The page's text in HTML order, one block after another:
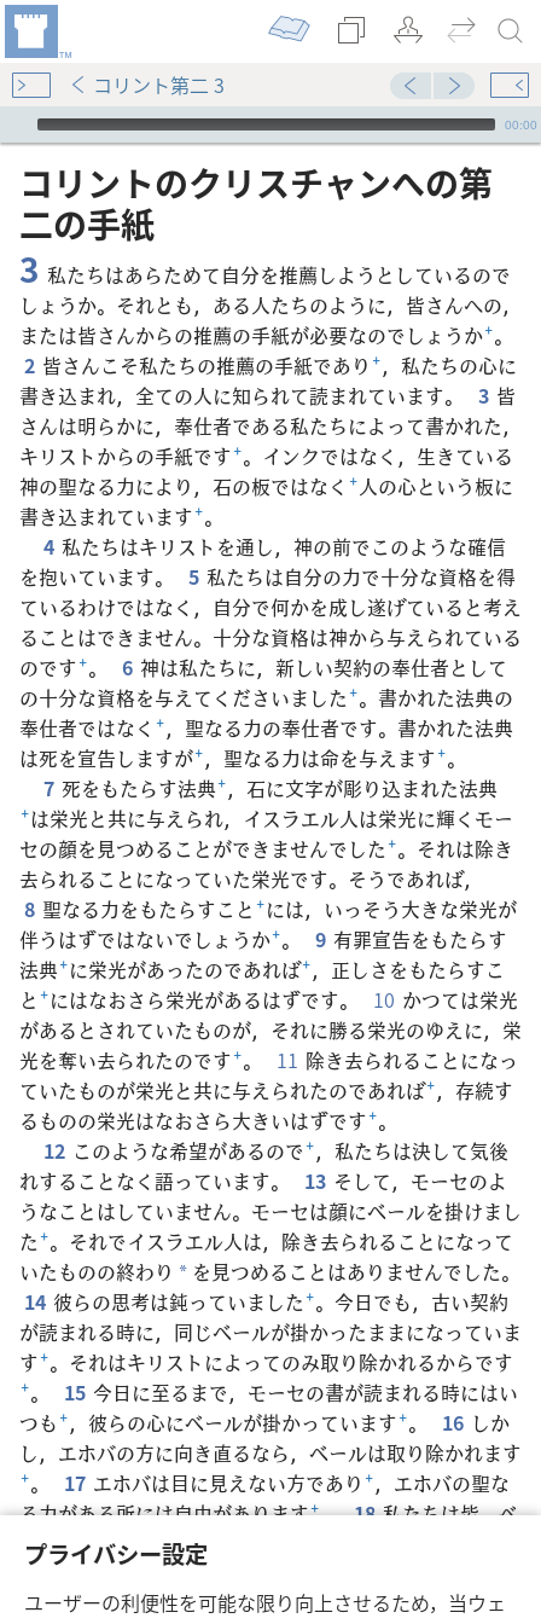
プライバシー設定
ユーザーの利便性を可能な限り向上させるため，当ウェ
コリント第二 3
Audio Player
00:00
コリント​の​クリスチャン​へ​の​第​
二​の​手紙
3 私たちはあらためて自分を推薦しようとしているので
しょうか。それとも，ある人たちのように，皆さんへの，
または皆さんからの推薦の手紙が必要なのでしょうか+。
2 皆さんこそ私たちの推薦の手紙であり +，私たちの心に
書き込まれ，全ての人に知られて読まれています。
3 皆
さんは明らかに，奉仕者である私たちによって書かれた，
キリストからの手紙です+。インクではなく，生きている
神の聖なる力により，石の板ではなく +人の心という板に
書き込まれています+。
4 私たちはキリストを通し，神の前でこのような確信
を抱いています。
5 私たちは自分の力で十分な資格を得
ているわけではなく，自分で何かを成し遂げていると考え
ることはできません。十分な資格は神から与えられている
のです+。 6 神は私たちに，新しい契約の奉仕者として
の十分な資格を与えてくださいました+。書かれた法典の
奉仕者ではなく +，聖なる力の奉仕者です。書かれた法典
は死を宣告しますが+，聖なる力は命を与えます+。
7 死をもたらす法典+，石に文字が彫り込まれた法典
+は栄光と共に与えられ，イスラエル人は栄光に輝くモー
セの顔を見つめることができませんでした+。それは除き
去られることになっていた栄光です。そうであれば，
8 聖なる力をもたらすこと +には，いっそう大きな栄光が
伴うはずではないでしょうか+。 9 有罪宣告をもたらす
法典+に栄光があったのであれば+，正しさをもたらすこ
と +にはなおさら栄光があるはずです。 10 かつては栄光
があるとされていたものが，それに勝る栄光のゆえに，栄
光を奪い去られたのです+。 11 除き去られることになっ
ていたものが栄光と共に与えられたのであれば+，存続す
るものの栄光はなおさら大きいはずです+。
12 このような希望があるので+，私たちは決して気後
れすることなく語っています。
13 そして，モーセのよ
うなことはしていません。モーセは顔にベールを掛けまし
た+。それでイスラエル人は，除き去られることになって
いたものの終わり * を見つめることはありませんでした。
14 彼らの思考は鈍っていました+。今日でも，古い契約
が読まれる時に，同じベールが掛かったままになっていま
す+。それはキリストによってのみ取り除かれるからです
+。 15 今日に至るまで，モーセの書が読まれる時にはい
つも+，彼らの心にベールが掛かっています+。 16 しか
し，エホバの方に向き直るなら，ベールは取り除かれます
+。 17 エホバは目に見えない方であり +，エホバの聖な
る力がある所には自由があります+。18私たちは皆，ベ
ールをしていない顔で鏡のようにエホバの栄光を反映させ
ながら，変化して神に似た者になっていきます。目に見え
ない方であるエホバによって変化し，ますます栄光に輝く